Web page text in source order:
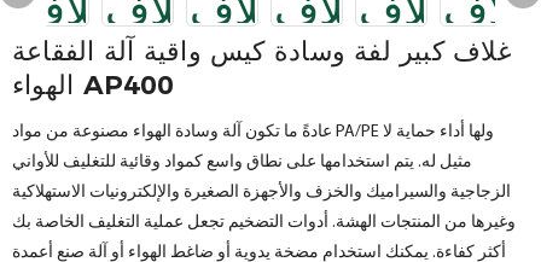
غلاف كبير لفة وسادة كيس واقية آلة الفقاعة
الهواء AP400
عادةً ما تكون آلة وسادة الهواء مصنوعة من مواد PA/PE ولها أداء حماية لا
مثيل له. يتم استخدامها على نطاق واسع كمواد وقائية للتغليف للأواني
الزجاجية والسيراميك والخزف والأجهزة الصغيرة والإلكترونيات الاستهلاكية
وغيرها من المنتجات الهشة. أدوات التضخيم تجعل عملية التغليف الخاصة بك
أكثر كفاءة. يمكنك استخدام مضخة يدوية أو ضاغط الهواء أو آلة صنع أعمدة